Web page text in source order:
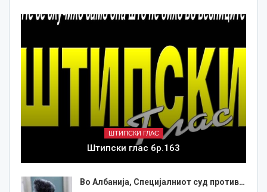
ШТИПСКИ ГЛАС
Штипски глас бр.163
Во Албанија, Специјалниот суд против…